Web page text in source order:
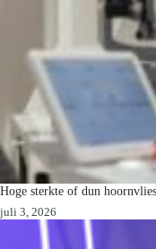
Hoge sterkte of dun
juli 3, 2026